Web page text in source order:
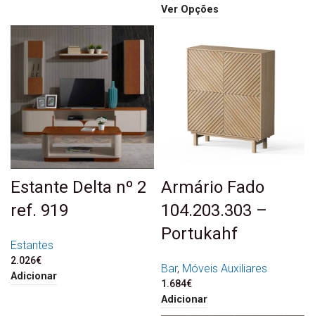
Ver Opções
Estante Delta nº 2
ref. 919
Estantes
2.026€
Adicionar
Armário Fado
104.203.303 –
Portukahf
Bar, Móveis Auxiliares
1.684€
Adicionar